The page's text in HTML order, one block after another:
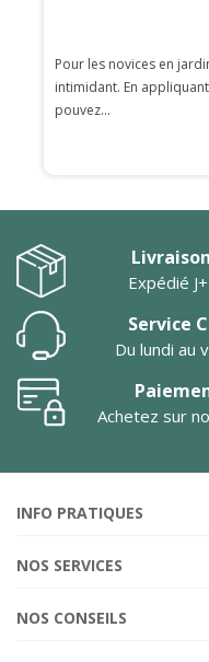
Pour les novices en
intimidant. En
pouvez...
Expédié
Service
Du lundi au
Achetez sur
INFO PRATIQUES
NOS SERVICES
NOS CONSEILS